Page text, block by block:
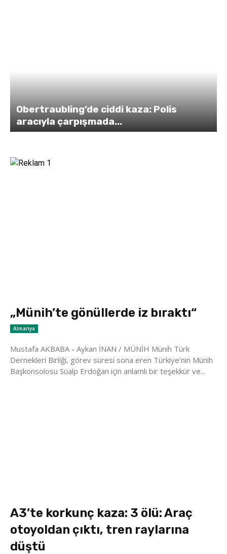
Obertraubling’de ciddi kaza: Polis
aracıyla çarpışmada...
„Münih’te gönüllerde iz bıraktı“
Almanya
Mustafa AKBABA - Aykan İNAN / MÜNİH Münih Türk
Dernekleri Birliği, görev süresi sona eren Türkiye’nin Münih
Başkonsolosu Süalp Erdoğan için anlamlı bir teşekkür ve...
A3’te korkunç kaza: 3 ölü: Araç
otoyoldan çıktı, tren raylarına
düştü